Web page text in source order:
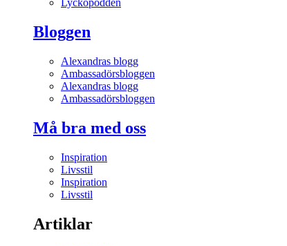
Lyckopodden
Bloggen
Alexandras blogg
Ambassadörsbloggen
Alexandras blogg
Ambassadörsbloggen
Må bra med oss
Inspiration
Livsstil
Inspiration
Livsstil
Artiklar